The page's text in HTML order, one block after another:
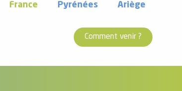
France Pyrénées Ariège
Comment venir ?